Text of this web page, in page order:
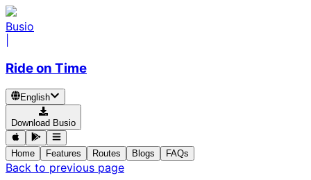
Busio
Ride on Time
English
Download Busio
Home Features Routes Blogs FAQs
Back to previous page